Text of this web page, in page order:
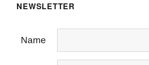
NEWSLETTER
Name